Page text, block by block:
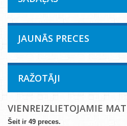
JAUNĀS PRECES
RAŽOTĀJI
VIENREIZLIETOJAMIE
Šeit ir 49 preces.